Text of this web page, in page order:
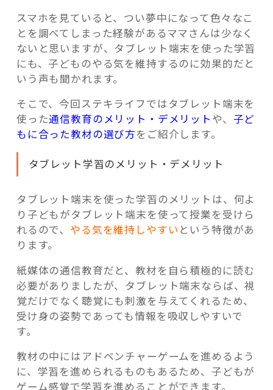
スマホを見ていると、つい夢中になって色々なこ
とを調べてしまった経験があるママさんは少なく
ないと思いますが、タブレット端末を使った学習
にも、子どものやる気を維持するのに効果的だと
いう声も聞かれます。
そこで、今回ステキライフではタブレット端末を
使った通信教育のメリット・デメリット や、 子ど
もに合った教材の選び方をご紹介します。
タブレット学習のメリット・デメリット
タブレット端末を使った学習のメリットは、何よ
り子どもがタブレット端末を使って授業を受けら
れるので、 やる気を維持しやすい という特徴があ
ります。
紙媒体の通信教育だと、教材を自ら積極的に読む
必要がありましたが、タブレット端末ならば、視
覚だけでなく聴覚にも刺激を与えてくれるため、
受け身の姿勢であっても情報を吸収しやすいで
す。
教材の中にはアドベンチャーゲームを進めるよう
に、学習を進められるものもあるため、子どもが
ゲーム感覚で学習を進めることができます。